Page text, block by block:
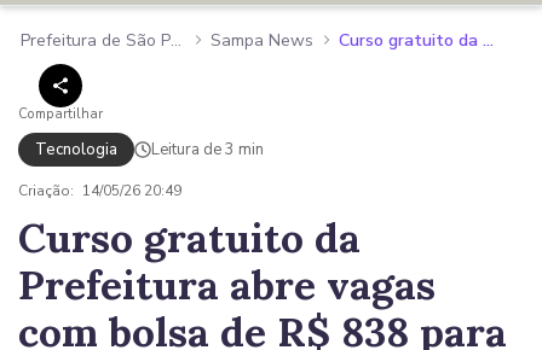
Prefeitura de São Paulo Sampa News Curso gratuito da Prefeitura abre vagas com bolsa de R$ 838 para jovens terem especialização tecnológica nos Fab Labs
Compartilhar
Tecnologia Leitura de 3 min
Criação: 14/05/26 20:49
Curso gratuito da
Prefeitura abre vagas
com bolsa de R$ 838 para